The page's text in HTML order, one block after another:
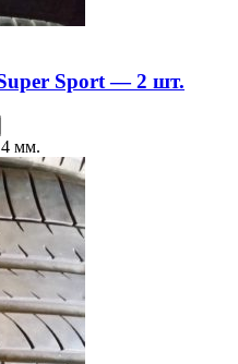
Sport — 2 шт.
4 мм.